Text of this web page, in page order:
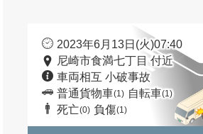
2023年6月13日(火)07:40
尼崎市食満七丁目 付近
車両相互 小破事故
普通貨物車(1) 自転車(1)
死亡(0) 負傷(1)